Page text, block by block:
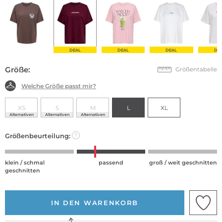
DEAL DEAL DEAL
Größe: Größentabelle
Welche Größe passt mir?
XS
Alternativen
S
Alternativen
M
Alternativen
L XL
Größenbeurteilung: ?
klein / schmal
geschnitten
passend groß / weit geschnitten
IN DEN WARENKORB